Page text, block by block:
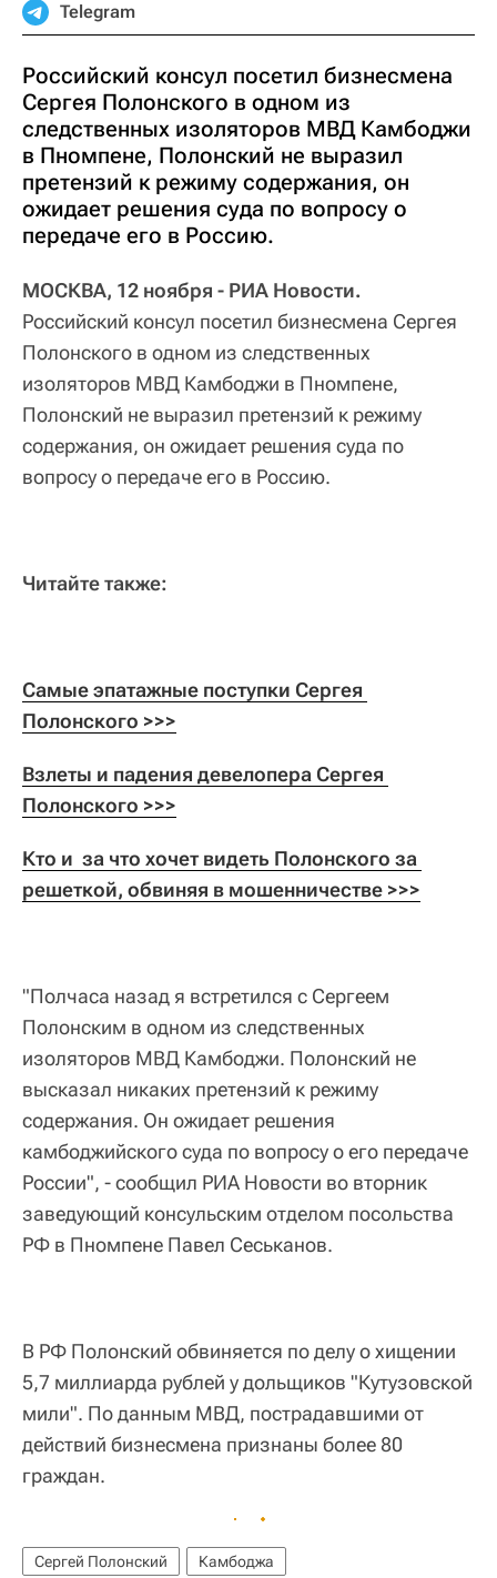
Telegram
Российский консул посетил бизнесмена
Сергея Полонского в одном из
следственных изоляторов МВД Камбоджи
в Пномпене, Полонский не выразил
претензий к режиму содержания, он
ожидает решения суда по вопросу о
передаче его в Россию.
МОСКВА, 12 ноября - РИА Новости.
Российский консул посетил бизнесмена Сергея
Полонского в одном из следственных
изоляторов МВД Камбоджи в Пномпене,
Полонский не выразил претензий к режиму
содержания, он ожидает решения суда по
вопросу о передаче его в Россию.
Читайте также:
Самые эпатажные поступки Сергея
Полонского >>>
Взлеты и падения девелопера Сергея
Полонского >>>
Кто и  за что хочет видеть Полонского за
решеткой, обвиняя в мошенничестве >>>
"Полчаса назад я встретился с Сергеем
Полонским в одном из следственных
изоляторов МВД Камбоджи. Полонский не
высказал никаких претензий к режиму
содержания. Он ожидает решения
камбоджийского суда по вопросу о его передаче
России", - сообщил РИА Новости во вторник
заведующий консульским отделом посольства
РФ в Пномпене Павел Сеськанов.
В РФ Полонский обвиняется по делу о хищении
5,7 миллиарда рублей у дольщиков "Кутузовской
мили". По данным МВД, пострадавшими от
действий бизнесмена признаны более 80
граждан.
Сергей Полонский Камбоджа